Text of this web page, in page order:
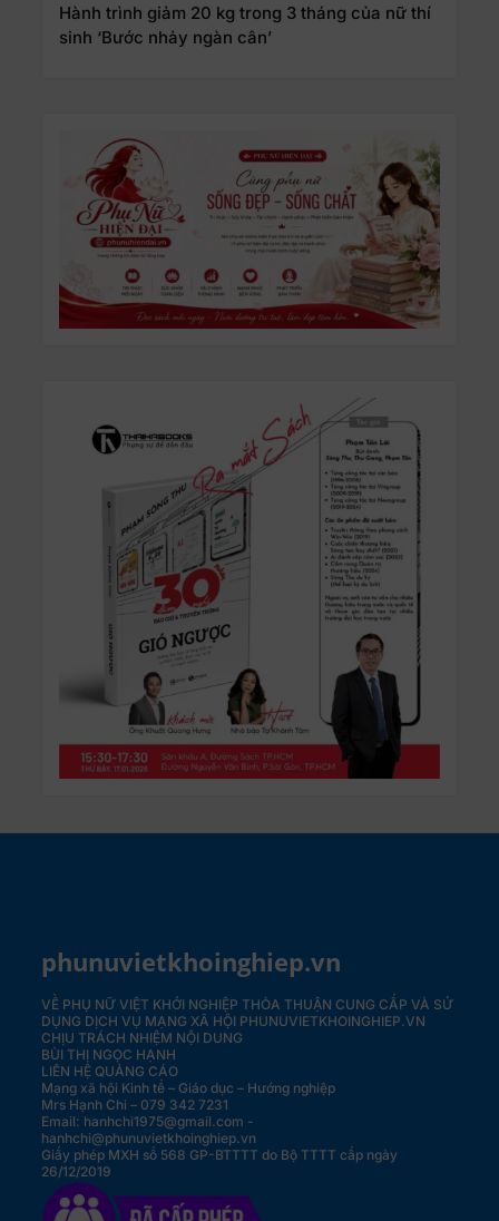
Hành trình giảm 20 kg trong 3 tháng của nữ thí
sinh ‘Bước nhảy ngàn cân’
phunuvietkhoinghiep.vn
VỀ PHỤ NỮ VIỆT KHỞI NGHIỆPTHỎA THUẬN CUNG CẤP VÀ SỬ
DỤNG DỊCH VỤ MẠNG XÃ HỘI PHUNUVIETKHOINGHIEP.VN
CHỊU TRÁCH NHIỆM NỘI DUNG
BÙI THỊ NGỌC HẠNH
LIÊN HỆ QUẢNG CÁO
Mạng xã hội Kinh tế – Giáo dục – Hướng nghiệp
Mrs Hạnh Chi – 079 342 7231
Email: hanhchi1975@gmail.com -
hanhchi@phunuvietkhoinghiep.vn
Giấy phép MXH số 568 GP-BTTTT do Bộ TTTT cấp ngày
26/12/2019